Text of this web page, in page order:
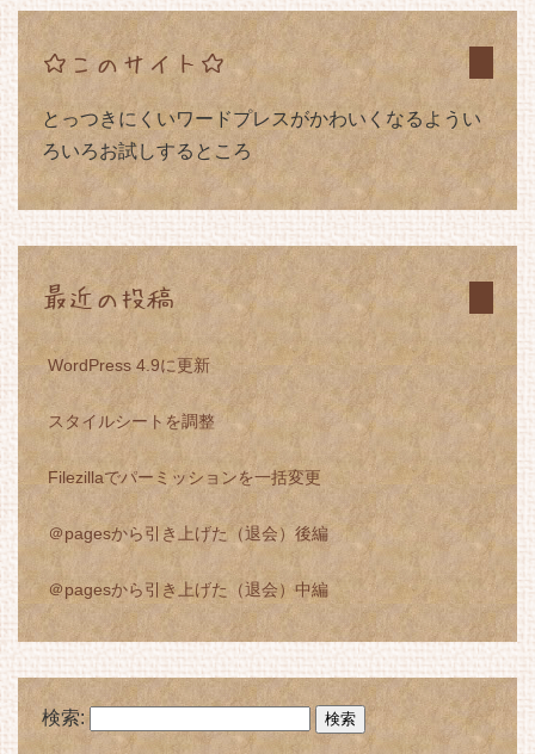
☆このサイト☆
とっつきにくいワードプレスがかわいくなるようい
ろいろお試しするところ
最近の投稿
WordPress 4.9に更新
スタイルシートを調整
Filezillaでパーミッションを一括変更
＠pagesから引き上げた（退会）後編
＠pagesから引き上げた（退会）中編
検索: